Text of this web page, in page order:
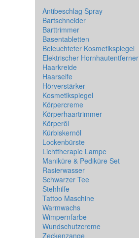
Antibeschlag Spray
Bartschneider
Barttrimmer
Basentabletten
Beleuchteter Kosmetikspiegel
Elektrischer Hornhautentferner
Haarkreide
Haarseife
Hörverstärker
Kosmetikspiegel
Körpercreme
Körperhaartrimmer
Körperöl
Kürbiskernöl
Lockenbürste
Lichttherapie Lampe
Maniküre & Pediküre Set
Rasierwasser
Schwarzer Tee
Stehhilfe
Tattoo Maschine
Warmwachs
Wimpernfarbe
Wundschutzcreme
Zeckenzange